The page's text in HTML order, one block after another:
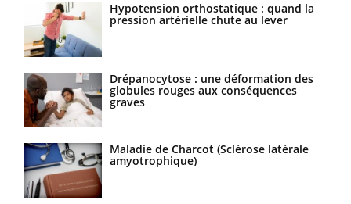
Hypotension orthostatique : quand la
pression artérielle chute au lever
Drépanocytose : une déformation des
globules rouges aux conséquences
graves
Maladie de Charcot (Sclérose latérale
amyotrophique)